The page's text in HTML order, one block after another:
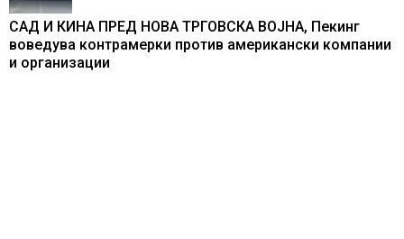
САД И КИНА ПРЕД НОВА ТРГОВСКА ВОЈНА, Пекинг
воведува контрамерки против американски компании
и организации